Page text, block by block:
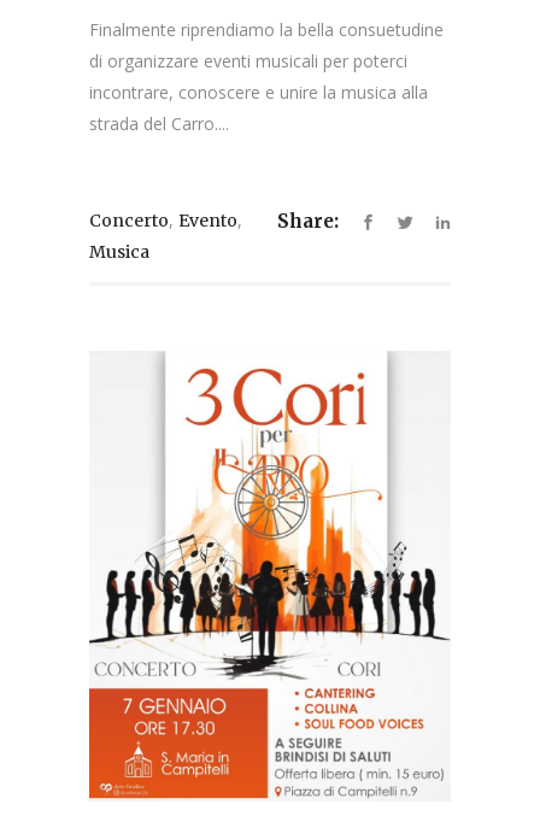
Finalmente riprendiamo la bella consuetudine
di organizzare eventi musicali per poterci
incontrare, conoscere e unire la musica alla
strada del Carro....
Concerto, Evento,
Musica
Share: